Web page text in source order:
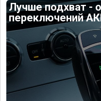
Лучше подхват -
переключений